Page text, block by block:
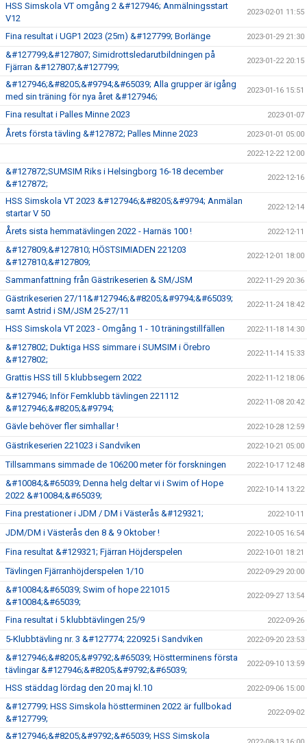
HSS Simskola VT omgång 2 &#127946; Anmälningsstart
V12
2023-02-01 11:55
Fina resultat i UGP1 2023 (25m) &#127799; Borlänge 2023-01-29 21:30
&#127799;&#127807; Simidrottsledarutbildningen på
Fjärran &#127807;&#127799;
2023-01-22 20:15
&#127946;&#8205;&#9794;&#65039; Alla grupper är igång
med sin träning för nya året &#127946;
2023-01-16 15:51
Fina resultat i Palles Minne 2023 2023-01-07
Årets första tävling &#127872; Palles Minne 2023 2023-01-01 05:00
2022-12-22 12:00
&#127872;SUMSIM Riks i Helsingborg 16-18 december
&#127872;
2022-12-16
HSS Simskola VT 2023 &#127946;&#8205;&#9794; Anmälan
startar V 50
2022-12-14
Årets sista hemmatävlingen 2022 - Harnäs 100 ! 2022-12-11
&#127809;&#127810; HÖSTSIMIADEN 221203
&#127810;&#127809;
2022-12-01 18:00
Sammanfattning från Gästrikeserien & SM/JSM 2022-11-29 20:36
Gästrikeserien 27/11&#127946;&#8205;&#9794;&#65039;
samt Astrid i SM/JSM 25-27/11
2022-11-24 18:42
HSS Simskola VT 2023 - Omgång 1 - 10 träningstillfällen 2022-11-18 14:30
&#127802; Duktiga HSS simmare i SUMSIM i Örebro
&#127802;
2022-11-14 15:33
Grattis HSS till 5 klubbsegern 2022 2022-11-12 18:06
&#127946; Inför Femklubb tävlingen 221112
&#127946;&#8205;&#9794;
2022-11-08 20:42
Gävle behöver fler simhallar ! 2022-10-28 12:59
Gästrikeserien 221023 i Sandviken 2022-10-21 05:00
Tillsammans simmade de 106200 meter för forskningen 2022-10-17 12:48
&#10084;&#65039; Denna helg deltar vi i Swim of Hope
2022 &#10084;&#65039;
2022-10-14 13:22
Fina prestationer i JDM / DM i Västerås &#129321; 2022-10-11
JDM/DM i Västerås den 8 & 9 Oktober ! 2022-10-05 16:54
Fina resultat &#129321; Fjärran Höjderspelen 2022-10-01 18:21
Tävlingen Fjärranhöjderspelen 1/10 2022-09-29 20:00
&#10084;&#65039; Swim of hope 221015
&#10084;&#65039;
2022-09-27 13:54
Fina resultat i 5 klubbtävlingen 25/9 2022-09-26
5-Klubbtävling nr. 3 &#127774; 220925 i Sandviken 2022-09-20 23:53
&#127946;&#8205;&#9792;&#65039; Höstterminens första
tävlingar &#127946;&#8205;&#9792;&#65039;
2022-09-10 13:59
HSS städdag lördag den 20 maj kl.10 2022-09-06 15:00
&#127799; HSS Simskola höstterminen 2022 är fullbokad
&#127799;
2022-09-02
&#127946;&#8205;&#9792;&#65039; HSS Simskola